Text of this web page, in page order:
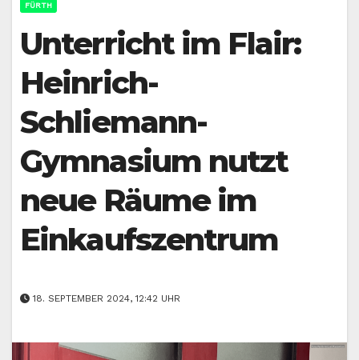
FÜRTH
Unterricht im Flair:
Heinrich-
Schliemann-
Gymnasium nutzt
neue Räume im
Einkaufszentrum
18. SEPTEMBER 2024, 12:42 UHR